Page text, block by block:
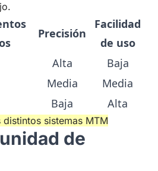
Precisión
Facilidad
de uso
Alta
Baja
Media
Media
Baja Alta
sistemas MTM
de